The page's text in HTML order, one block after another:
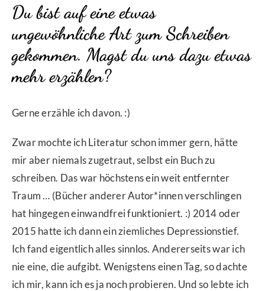
Du bist auf eine etwas
ungewöhnliche Art zum Schreiben
gekommen. Magst du uns dazu etwas
mehr erzählen?
Gerne erzähle ich davon. :)
Zwar mochte ich Literatur schon immer gern, hätte
mir aber niemals zugetraut, selbst ein Buch zu
schreiben. Das war höchstens ein weit entfernter
Traum … (Bücher anderer Autor*innen verschlingen
hat hingegen einwandfrei funktioniert. :) 2014 oder
2015 hatte ich dann ein ziemliches Depressionstief.
Ich fand eigentlich alles sinnlos. Andererseits war ich
nie eine, die aufgibt. Wenigstens einen Tag, so dachte
ich mir, kann ich es ja noch probieren. Und so lebte ich